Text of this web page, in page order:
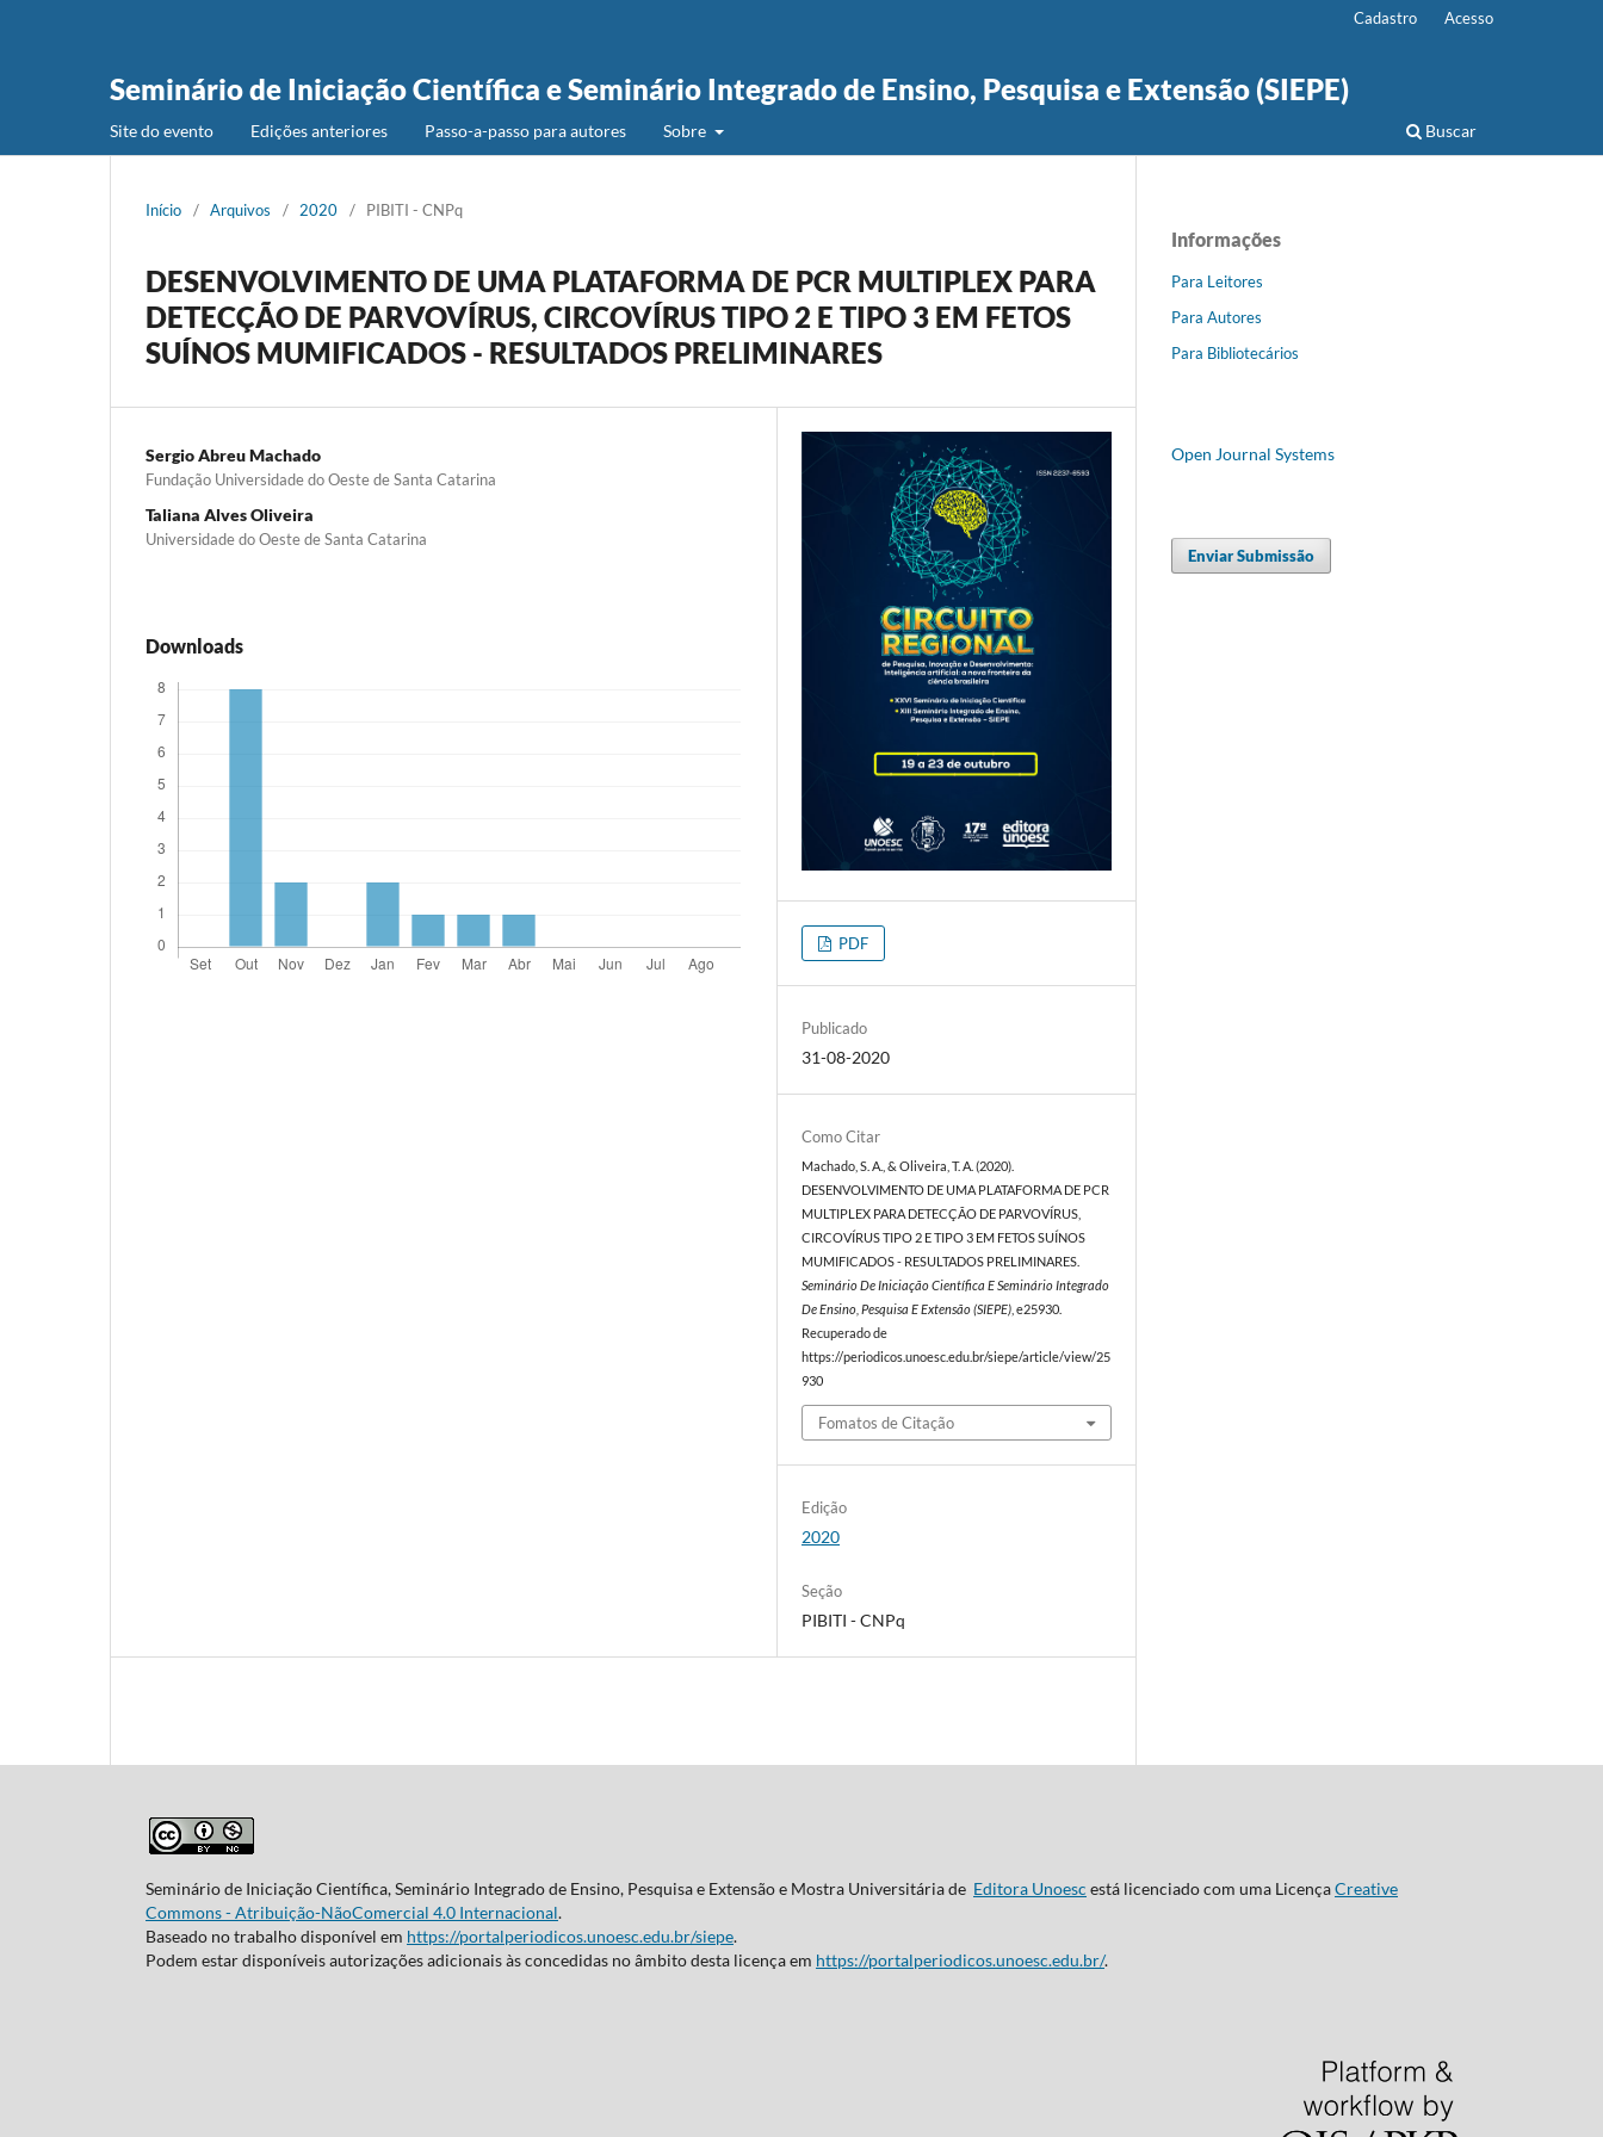
Seminário de Iniciação Científica e Seminário Integrado de Ensino, Pesquisa e Extensão (SIEPE)
Site do evento Edições anteriores Passo-a-passo para autores Sobre Buscar
Cadastro Acesso
Início / Arquivos / 2020 / PIBITI - CNPq
DESENVOLVIMENTO DE UMA PLATAFORMA DE PCR MULTIPLEX PARA
DETECÇÃO DE PARVOVÍRUS, CIRCOVÍRUS TIPO 2 E TIPO 3 EM FETOS
SUÍNOS MUMIFICADOS - RESULTADOS PRELIMINARES
Sergio Abreu Machado
Fundação Universidade do Oeste de Santa Catarina
Taliana Alves Oliveira
Universidade do Oeste de Santa Catarina
Downloads
PDF
Publicado
31-08-2020
Como Citar
Machado, S. A., & Oliveira, T. A. (2020).
DESENVOLVIMENTO DE UMA PLATAFORMA DE PCR
MULTIPLEX PARA DETECÇÃO DE PARVOVÍRUS,
CIRCOVÍRUS TIPO 2 E TIPO 3 EM FETOS SUÍNOS
MUMIFICADOS - RESULTADOS PRELIMINARES.
Seminário De Iniciação Científica E Seminário Integrado
De Ensino, Pesquisa E Extensão (SIEPE) , e25930.
Recuperado de
https://periodicos.unoesc.edu.br/siepe/article/view/25
930
Fomatos de Citação
Edição
2020
Seção
PIBITI - CNPq
Informações
Para Leitores
Para Autores
Para Bibliotecários
Open Journal Systems
Enviar Submissão
Seminário de Iniciação Científica, Seminário Integrado de Ensino, Pesquisa e Extensão e Mostra Universitária de Editora Unoesc está licenciado com uma LicençaCreative
Commons - Atribuição-NãoComercial 4.0 Internacional.
Baseado no trabalho disponível em https://portalperiodicos.unoesc.edu.br/siepe.
Podem estar disponíveis autorizações adicionais às concedidas no âmbito desta licença em https://portalperiodicos.unoesc.edu.br/.